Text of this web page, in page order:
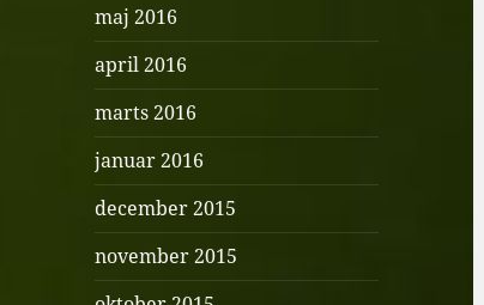
maj 2016
april 2016
marts 2016
januar 2016
december 2015
november 2015